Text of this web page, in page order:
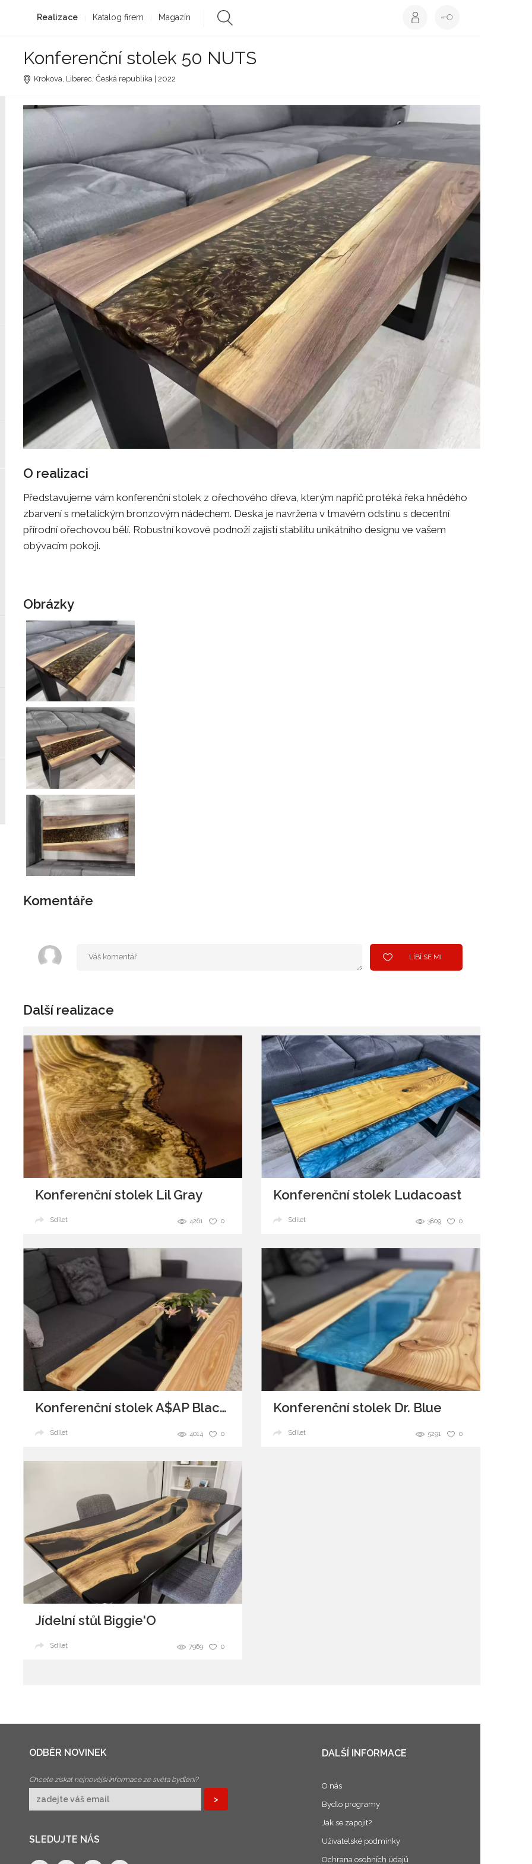
Realizace Katalog firem Magazín
Konferenční stolek 50 NUTS
Krokova, Liberec, Česká republika | 2022
O realizaci
Představujeme vám konferenční stolek z ořechového dřeva, kterým napříč protéká řeka hnědého
zbarvení s metalickým bronzovým nádechem. Deska je navržena v tmavém odstínu s decentní
přírodní ořechovou bělí. Robustní kovové podnoží zajistí stabilitu unikátního designu ve vašem
obývacím pokoji.
Obrázky
Komentáře
LÍBÍ SE MI
Další realizace
Konferenční stolek Lil Gray
0
4261
Sdílet
Konferenční stolek Ludacoast
0
3809
Sdílet
Konferenční stolek A$AP Blacky
0
4014
Sdílet
Konferenční stolek Dr. Blue
0
5291
Sdílet
Jídelní stůl Biggie'O
0
7969
Sdílet
ODBĚR NOVINEK
Chcete získat nejnovější informace ze světa bydlení?
SLEDUJTE NÁS
DALŠÍ INFORMACE
O nás
Bydlo programy
Jak se zapojit?
Uživatelské podmínky
Ochrana osobních údajú